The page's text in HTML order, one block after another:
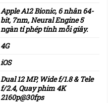
Apple A12 Bionic, 6 nhân 64-
bit, 7nm, Neural Engine 5
ngàn tỉ phép tính mỗi giây.
4G
iOS
Dual 12 MP, Wide f/1.8 & Tele
f/2.4, Quay phim 4K
2160p@30fps